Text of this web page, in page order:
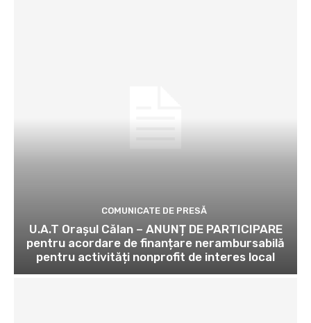
COMUNICATE DE PRESĂ
U.A.T Orașul Călan – ANUNȚ DE PARTICIPARE
pentru acordare de finanțare nerambursabilă
pentru activități nonprofit de interes local